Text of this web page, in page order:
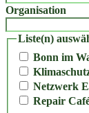
Organisation
Liste(n)
Bonn im
Netzwerk
Repair